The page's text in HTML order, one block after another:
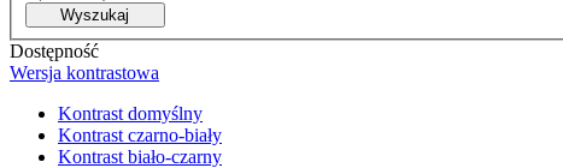
Wyszukaj
Dostępność
Wersja kontrastowa
Kontrast domyślny
Kontrast czarno-biały
Kontrast biało-czarny